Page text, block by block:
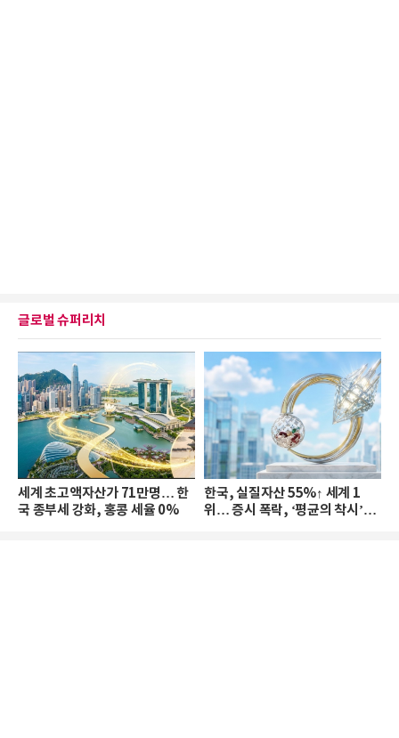
글로벌 슈퍼리치
세계 초고액자산가 71만명… 한
국 종부세 강화, 홍콩 세율 0%
한국, 실질자산 55%↑ 세계 1
위… 증시 폭락, ‘평균의 착시’와